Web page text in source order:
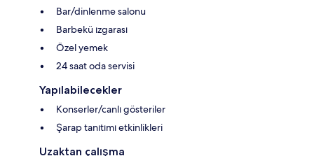
Bar/dinlenme salonu
Barbekü ızgarası
Özel yemek
24 saat oda servisi
Yapılabilecekler
Konserler/canlı gösteriler
Şarap tanıtımı etkinlikleri
Uzaktan çalışma